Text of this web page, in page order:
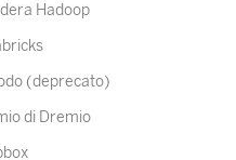
Hadoop
(deprecato)
di Dremio